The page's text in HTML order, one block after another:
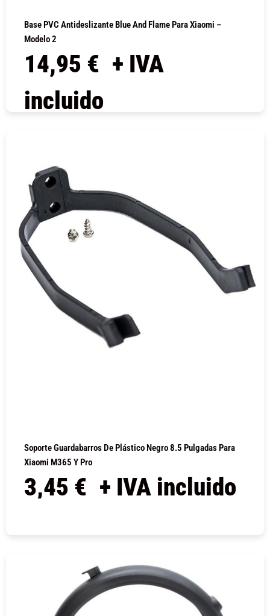
Base PVC Antideslizante Blue And Flame Para Xiaomi –
Modelo 2
14,95 € + IVA
incluido
Soporte Guardabarros De Plástico Negro 8.5 Pulgadas Para
Xiaomi M365 Y Pro
3,45 € + IVA incluido